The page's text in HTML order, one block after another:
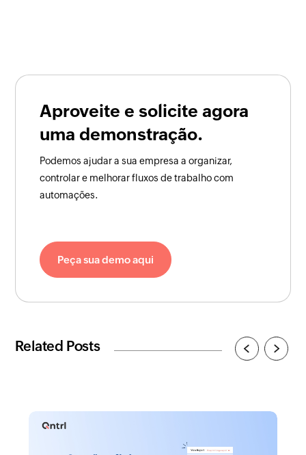
Aproveite e solicite agora
uma demonstração.
Podemos ajudar a sua empresa a organizar,
controlar e melhorar fluxos de trabalho com
automações.
Peça sua demo aqui
Related Posts